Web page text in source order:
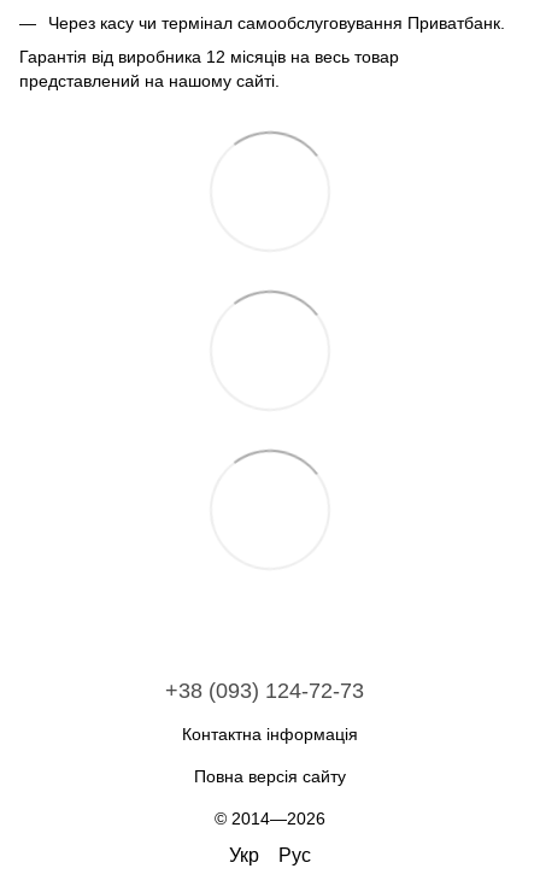
Через касу чи термінал самообслуговування Приватбанк.
Гарантія від виробника 12 місяців на весь товар
представлений на нашому сайті.
+38 (093) 124-72-73
Контактна інформація
Повна версія сайту
© 2014—2026
Укр Рус